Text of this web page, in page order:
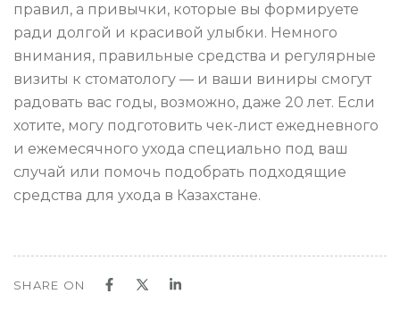
правил, а привычки, которые вы формируете
ради долгой и красивой улыбки. Немного
внимания, правильные средства и регулярные
визиты к стоматологу — и ваши виниры смогут
радовать вас годы, возможно, даже 20 лет. Если
хотите, могу подготовить чек-лист ежедневного
и ежемесячного ухода специально под ваш
случай или помочь подобрать подходящие
средства для ухода в Казахстане.
SHARE ON